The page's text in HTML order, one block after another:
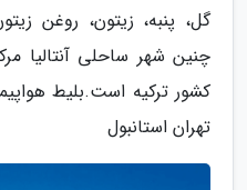
گل، پنبه، زیتون، روغن
چنین شهر ساحلی آنتالیا
کشور ترکیه است.بلیط
تهران استانبول